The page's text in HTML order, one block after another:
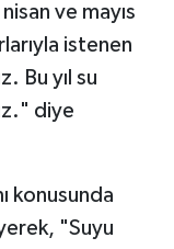
ve mayıs
istenen
Bu yıl su
diye
konusunda
"Suyu